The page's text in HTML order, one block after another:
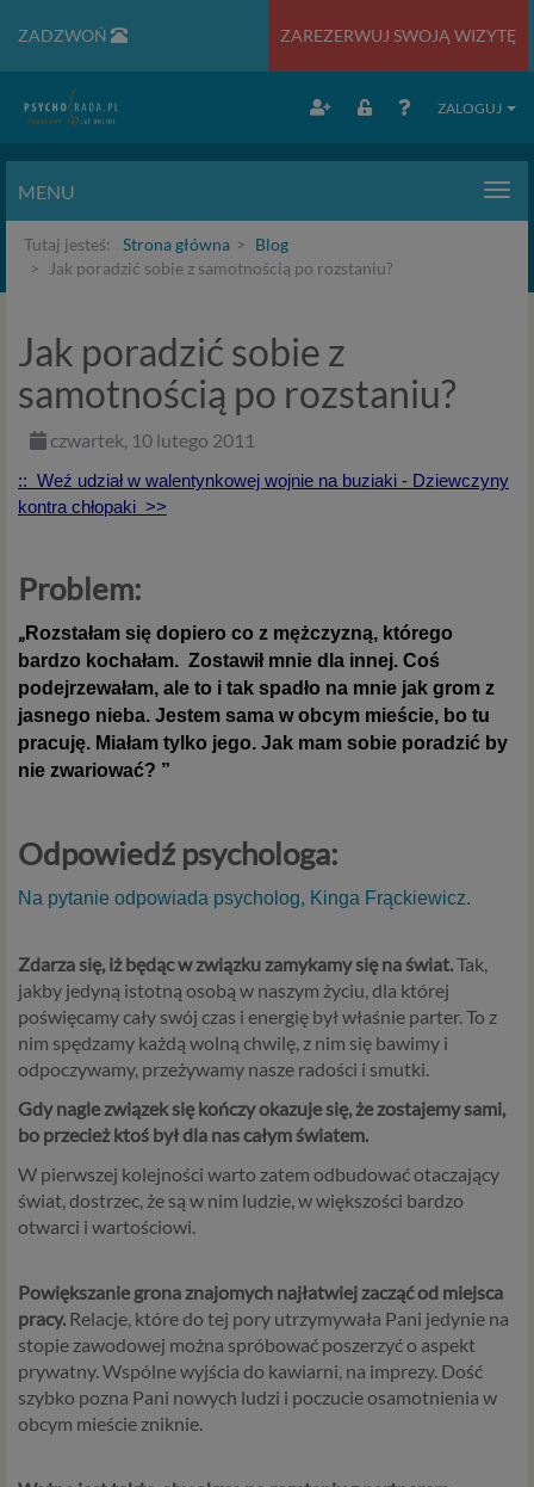
ZADZWOŃ ZAREZERWUJ SWOJĄ WIZYTĘ
ZALOGUJ
MENU
Tutaj jesteś: Strona główna
Blog
Jak poradzić sobie z samotnością po rozstaniu?
Jak poradzić sobie z
samotnością po rozstaniu?
czwartek, 10 lutego 2011
:: Weź udział w walentynkowej wojnie na buziaki - Dziewczyny
kontra chłopaki >>
Problem:
„Rozstałam się dopiero co z mężczyzną, którego
bardzo kochałam. Zostawił mnie dla innej. Coś
podejrzewałam, ale to i tak spadło na mnie jak grom z
jasnego nieba. Jestem sama w obcym mieście, bo tu
pracuję. Miałam tylko jego. Jak mam sobie poradzić by
nie zwariować? ”
Odpowiedź psychologa:
Na pytanie odpowiada psycholog, Kinga Frąckiewicz.
Zdarza się, iż będąc w związku zamykamy się na świat.Tak,
jakby jedyną istotną osobą w naszym życiu, dla której
poświęcamy cały swój czas i energię był właśnie parter. To z
nim spędzamy każdą wolną chwilę, z nim się bawimy i
odpoczywamy, przeżywamy nasze radości i smutki.
Gdy nagle związek się kończy okazuje się, że zostajemy sami,
bo przecież ktoś był dla nas całym światem.
W pierwszej kolejności warto zatem odbudować otaczający
świat, dostrzec, że są w nim ludzie, w większości bardzo
otwarci i wartościowi.
Powiększanie grona znajomych najłatwiej zacząć od miejsca
pracy. Relacje, które do tej pory utrzymywała Pani jedynie na
stopie zawodowej można spróbować poszerzyć o aspekt
prywatny. Wspólne wyjścia do kawiarni, na imprezy. Dość
szybko pozna Pani nowych ludzi i poczucie osamotnienia w
obcym mieście zniknie.